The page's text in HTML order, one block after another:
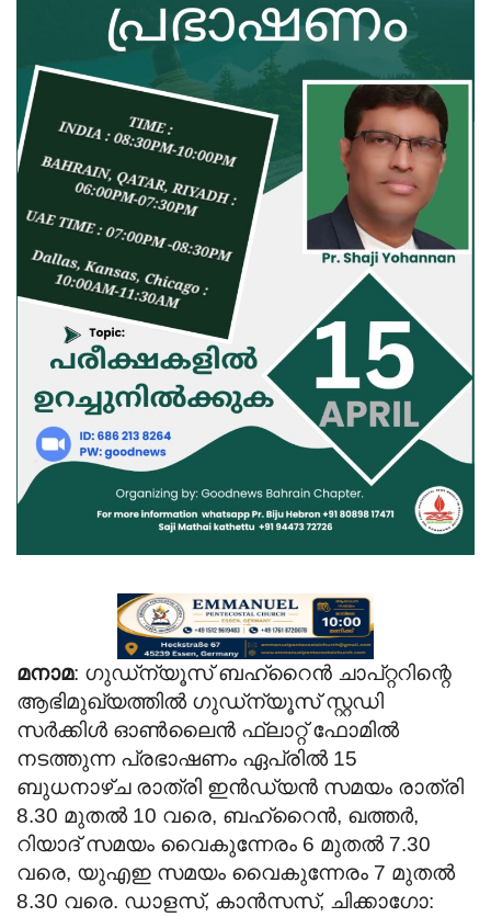
Praise & Prayers
Contact US
മനാമ: ഗുഡ്ന്യൂസ് ബഹ്റൈൻ ചാപ്റ്ററിന്റെ
ആഭിമുഖ്യത്തിൽ ഗുഡ്ന്യൂസ് സ്റ്റഡി
സർക്കിൾ ഓൺലൈൻ ഫ്ലാറ്റ് ഫോമിൽ
നടത്തുന്ന പ്രഭാഷണം ഏപ്രിൽ 15
ബുധനാഴ്ച രാത്രി ഇൻഡ്യൻ സമയം രാത്രി
8.30 മുതൽ 10 വരെ, ബഹ്‌റൈൻ, ഖത്തർ,
റിയാദ് സമയം വൈകുന്നേരം 6 മുതൽ 7.30
വരെ, യുഎഇ സമയം വൈകുന്നേരം 7 മുതൽ
8.30 വരെ. ഡാളസ്, കാൻസസ്, ചിക്കാഗോ: